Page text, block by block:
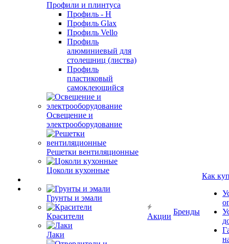
Профили и плинтуса
Профиль - H
Профиль Glax
Профиль Vello
Профиль
алюминиевый для
столешниц (листва)
Профиль
пластиковый
самоклеющийся
Освещение и
электрооборудование
Решетки вентиляционные
Цоколи кухонные
Грунты и эмали
Красители
Лаки
Акции
Бренды
Как